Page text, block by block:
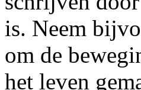
is. Neem
om de
het leven